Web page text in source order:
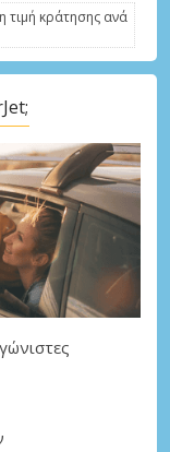
τιμή κράτησης ανά